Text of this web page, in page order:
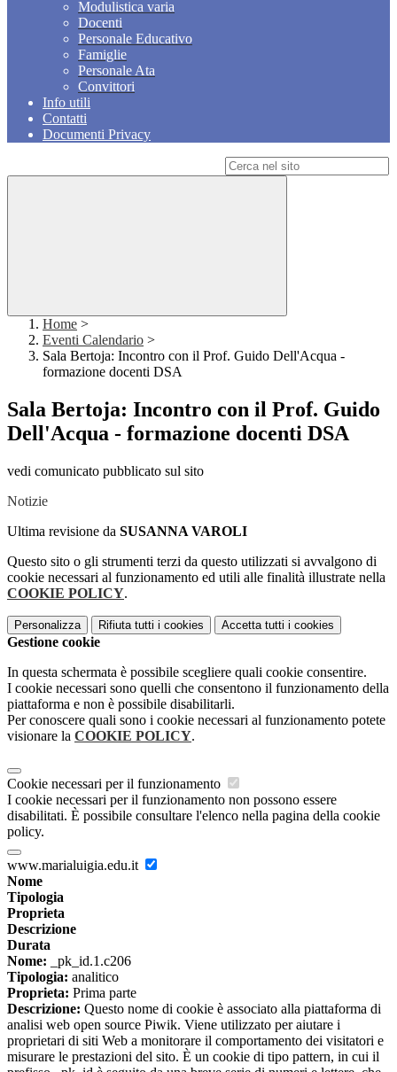
Modulistica varia
Docenti
Personale Educativo
Famiglie
Personale Ata
Convittori
Info utili
Contatti
Documenti Privacy
Home >
Eventi Calendario >
Sala Bertoja: Incontro con il Prof. Guido Dell'Acqua -
formazione docenti DSA
Sala Bertoja: Incontro con il Prof. Guido
Dell'Acqua - formazione docenti DSA
vedi comunicato pubblicato sul sito
Notizie
Ultima revisione da SUSANNA VAROLI
Questo sito o gli strumenti terzi da questo utilizzati si avvalgono di
cookie necessari al funzionamento ed utili alle finalità illustrate nella
COOKIE POLICY.
Personalizza Rifiuta tutti i cookies Accetta tutti i cookies
Gestione cookie
In questa schermata è possibile scegliere quali cookie consentire.
I cookie necessari sono quelli che consentono il funzionamento della
piattaforma e non è possibile disabilitarli.
Per conoscere quali sono i cookie necessari al funzionamento potete
visionare la COOKIE POLICY.
Cookie necessari per il funzionamento
I cookie necessari per il funzionamento non possono essere
disabilitati. È possibile consultare l'elenco nella pagina della cookie
policy.
www.marialuigia.edu.it
Nome
Tipologia
Proprieta
Descrizione
Durata
Nome: _pk_id.1.c206
Tipologia: analitico
Proprieta: Prima parte
Descrizione: Questo nome di cookie è associato alla piattaforma di
analisi web open source Piwik. Viene utilizzato per aiutare i
proprietari di siti Web a monitorare il comportamento dei visitatori e
misurare le prestazioni del sito. È un cookie di tipo pattern, in cui il